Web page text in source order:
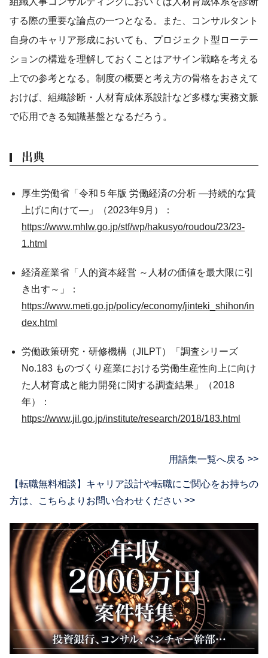
する際の重要な論点の一つとなる。また、コンサルタント
自身のキャリア形成においても、プロジェクト型ローテー
ションの構造を理解しておくことはアサイン戦略を考える
上での参考となる。制度の概要と考え方の骨格をおさえて
おけば、組織診断・人材育成体系設計など多様な実務文脈
で応用できる知識基盤となるだろう。
出典
厚生労働省「令和５年版 労働経済の分析 ―持続的な賃
上げに向けて―」（2023年9月）：
https://www.mhlw.go.jp/stf/wp/hakusyo/roudou/23/23-
1.html
経済産業省「人的資本経営 ～人材の価値を最大限に引
き出す～」：
https://www.meti.go.jp/policy/economy/jinteki_shihon/in
dex.html
労働政策研究・研修機構（JILPT）「調査シリーズ
No.183 ものづくり産業における労働生産性向上に向け
た人材育成と能力開発に関する調査結果」（2018
年）：
https://www.jil.go.jp/institute/research/2018/183.html
用語集一覧へ戻る
【転職無料相談】キャリア設計や転職にご関心をお持ちの
方は、
こちらよりお問い合わせください